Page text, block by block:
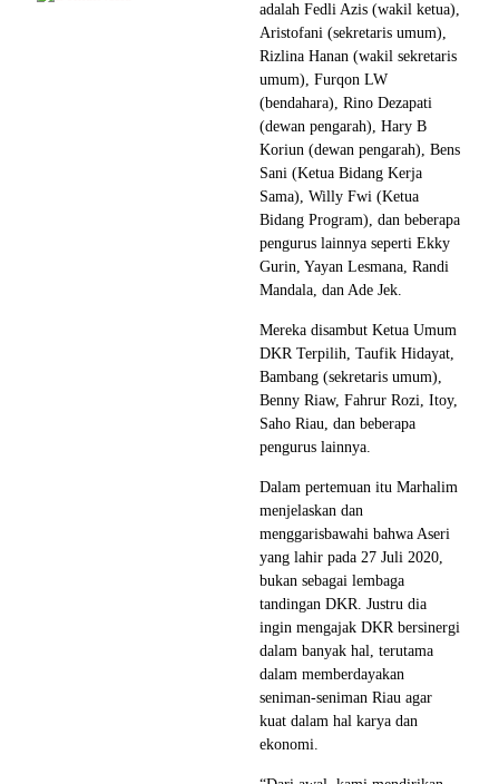
adalah Fedli Azis (wakil ketua),
Aristofani (sekretaris umum),
Rizlina Hanan (wakil sekretaris
umum), Furqon LW
(bendahara), Rino Dezapati
(dewan pengarah), Hary B
Koriun (dewan pengarah), Bens
Sani (Ketua Bidang Kerja
Sama), Willy Fwi (Ketua
Bidang Program), dan beberapa
pengurus lainnya seperti Ekky
Gurin, Yayan Lesmana, Randi
Mandala, dan Ade Jek.
Mereka disambut Ketua Umum
DKR Terpilih, Taufik Hidayat,
Bambang (sekretaris umum),
Benny Riaw, Fahrur Rozi, Itoy,
Saho Riau, dan beberapa
pengurus lainnya.
Dalam pertemuan itu Marhalim
menjelaskan dan
menggarisbawahi bahwa Aseri
yang lahir pada 27 Juli 2020,
bukan sebagai lembaga
tandingan DKR. Justru dia
ingin mengajak DKR bersinergi
dalam banyak hal, terutama
dalam memberdayakan
seniman-seniman Riau agar
kuat dalam hal karya dan
ekonomi.